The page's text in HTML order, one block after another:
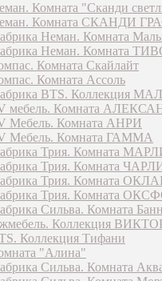
Комната "Сканди
Комната СКАНДИ
Неман. Комната
Неман. Комната
Комната Скайлайт
Комната Ассоль
BTS. Коллекция
мебель. Комната
Мебель. Комната АНРИ
Мебель. Комната ГАММА
Трия. Комната
Трия. Комната
Трия. Комната
Трия. Комната
Сильва. Комната
Коллекция
Коллекция Тифани
"Алина"
Сильва. Комната